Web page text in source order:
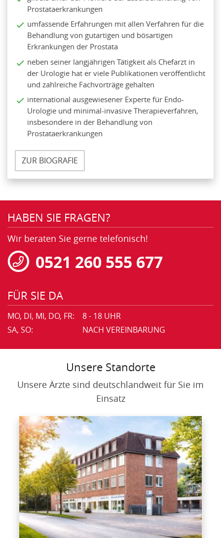
Prostataerkrankungen
umfassende Erfahrungen mit allen Verfahren für die
Behandlung von gutartigen und bösartigen
Erkrankungen der Prostata
neben seiner langjährigen Tätigkeit als Chefarzt in
der Urologie hat er viele Publikationen veröffentlicht
und zahlreiche Fachvorträge gehalten
international ausgewiesener Experte für Endo-
Urologie und minimal-invasive Therapieverfahren,
insbesondere in der Behandlung von
Prostataerkrankungen
ZUR BIOGRAFIE
HABEN SIE FRAGEN?
Wir beraten Sie gerne telefonisch!
0521 260 555 677
FÜR SIE DA
MO, DI, MI, DO, FR:
8 - 18 UHR
SA, SO:
NACH VEREINBARUNG
Unsere Standorte
Unsere Ärzte sind deutschlandweit für Sie im
Einsatz